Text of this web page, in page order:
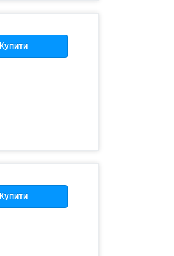
Купити
Купити